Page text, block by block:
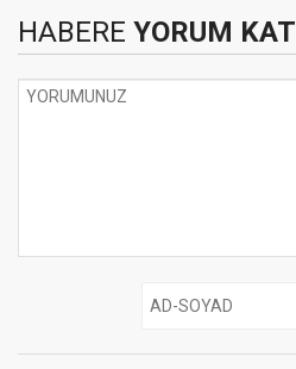
HABERE YORUM KAT